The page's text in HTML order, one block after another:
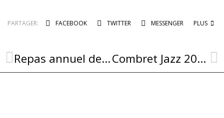
PARTAGER: FACEBOOK TWITTER MESSENGER PLUS
Repas annuel de la Société de Chasse de Combret le 25 juillet Combret Jazz 2025 : une soirée musicale exceptionnelle à ne pas manquer !